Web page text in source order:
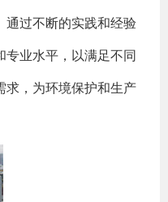
通过不断的实践和经验
专业水平，以满足不同
求，为环境保护和生产